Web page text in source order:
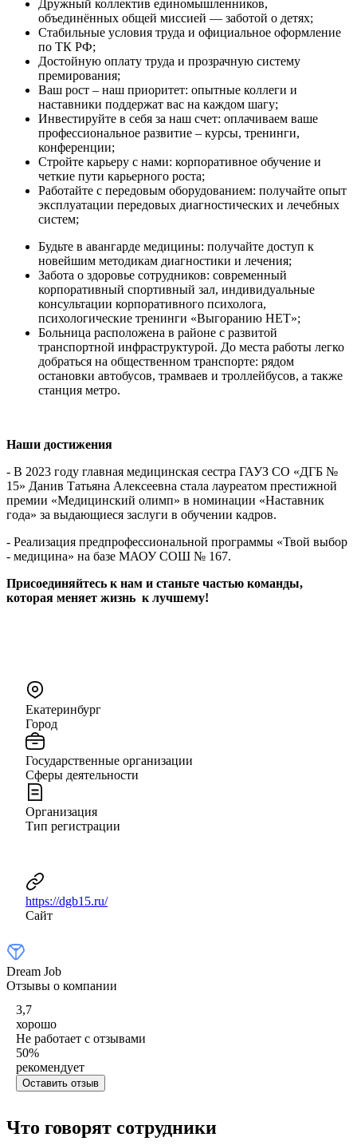
Дружный коллектив единомышленников,
объединённых общей миссией — заботой о детях;
Стабильные условия труда и официальное оформление
по ТК РФ;
Достойную оплату труда и прозрачную систему
премирования;
Ваш рост – наш приоритет: опытные коллеги и
наставники поддержат вас на каждом шагу;
Инвестируйте в себя за наш счет: оплачиваем ваше
профессиональное развитие – курсы, тренинги,
конференции;
Стройте карьеру с нами: корпоративное обучение и
четкие пути карьерного роста;
Работайте с передовым оборудованием: получайте опыт
эксплуатации передовых диагностических и лечебных
систем;
Будьте в авангарде медицины: получайте доступ к
новейшим методикам диагностики и лечения;
Забота о здоровье сотрудников: современный
корпоративный спортивный зал, индивидуальные
консультации корпоративного психолога,
психологические тренинги «Выгоранию НЕТ»;
Больница расположена в районе с развитой
транспортной инфраструктурой. До места работы легко
добраться на общественном транспорте: рядом
остановки автобусов, трамваев и троллейбусов, а также
станция метро.
Наши достижения
- В 2023 году главная медицинская сестра ГАУЗ СО «ДГБ №
15» Данив Татьяна Алексеевна стала лауреатом престижной
премии «Медицинский олимп» в номинации «Наставник
года» за выдающиеся заслуги в обучении кадров.
- Реализация предпрофессиональной программы «Твой выбор
- медицина» на базе МАОУ СОШ № 167.
Присоединяйтесь к нам и станьте частью команды,
которая меняет жизнь к лучшему!
Екатеринбург
Город
Государственные организации
Сферы деятельности
Организация
Тип регистрации
https://dgb15.ru/
Сайт
Dream Job
Отзывы о компании
3,7
хорошо
Не работает с отзывами
50%
рекомендует
Оставить отзыв
Что говорят сотрудники